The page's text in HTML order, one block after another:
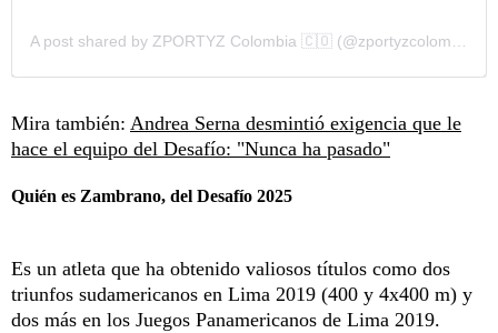
A post shared by ZPORTYZ Colombia 🇨🇴 (@zportyzcolombia)
Mira también: Andrea Serna desmintió exigencia que le
hace el equipo del Desafío: "Nunca ha pasado"
Quién es Zambrano, del Desafío 2025
Es un atleta que ha obtenido valiosos títulos como dos
triunfos sudamericanos en Lima 2019 (400 y 4x400 m) y
dos más en los Juegos Panamericanos de Lima 2019.